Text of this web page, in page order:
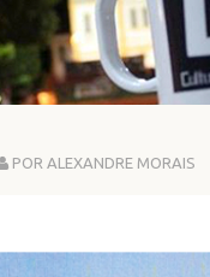
POR ALEXANDRE MORAIS